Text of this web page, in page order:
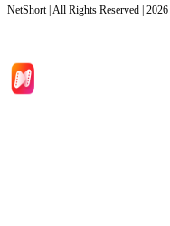
NetShort | All Rights Reserved | 2026